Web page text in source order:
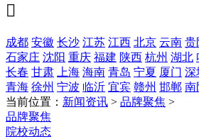

成都 安徽 长沙 江苏 江西 北京 云南 贵
石家庄 沈阳 重庆 福建 陕西 杭州 湖北
长春 甘肃 上海 海南 青岛 宁夏 厦门 深
青海 徐州 宁波 临沂 宜宾 赣州 邯郸 南
当前位置： 新闻资讯 > 品牌聚焦 >
品牌聚焦
院校动态